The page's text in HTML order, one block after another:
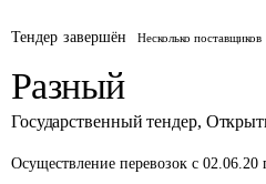
Тендер завершён Несколько поставщиков
Разный
Государственный тендер,
Осуществление перевозок с 02.06.20